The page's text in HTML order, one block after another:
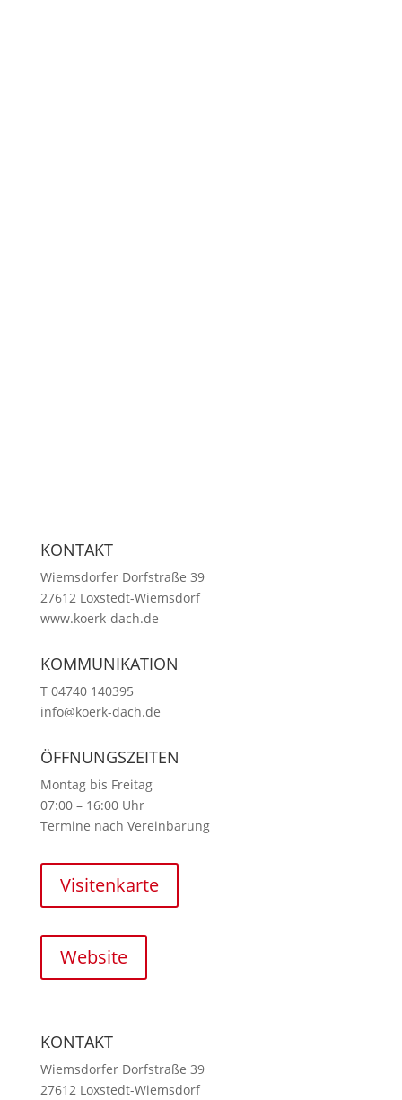
KONTAKT
Wiemsdorfer Dorfstraße 39
27612 Loxstedt-Wiemsdorf
www.koerk-dach.de
KOMMUNIKATION
T 04740 140395
info@koerk-dach.de
ÖFFNUNGSZEITEN
Montag bis Freitag
07:00 – 16:00 Uhr
Termine nach Vereinbarung
Visitenkarte
Website
KONTAKT
Wiemsdorfer Dorfstraße 39
27612 Loxstedt-Wiemsdorf